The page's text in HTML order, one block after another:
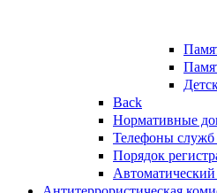
Back
Нормативные
Телефоны служб
Порядок